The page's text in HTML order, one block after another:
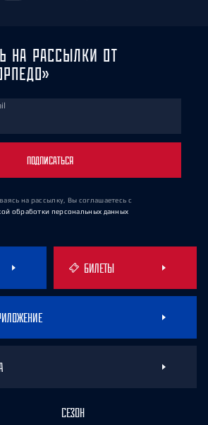
НА РАССЫЛКИ ОТ
ПОДПИСАТЬСЯ
на рассылку, Вы соглашаетесь с
обработки персональных данных
БИЛЕТЫ
СЕЗОН